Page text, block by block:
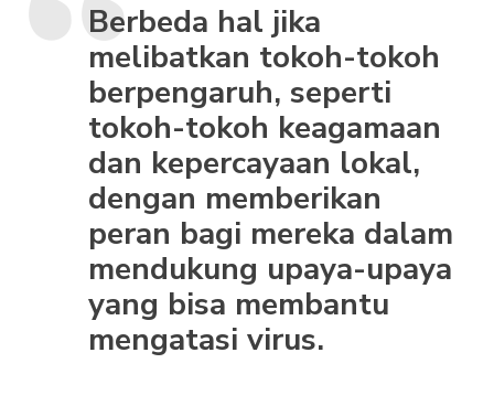
Berbeda hal jika
melibatkan tokoh-tokoh
berpengaruh, seperti
tokoh-tokoh keagamaan
dan kepercayaan lokal,
dengan memberikan
peran bagi mereka dalam
mendukung upaya-upaya
yang bisa membantu
mengatasi virus.